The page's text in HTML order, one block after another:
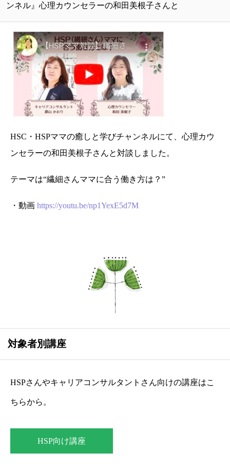
ンネル』心理カウンセラーの和田美根子さんと
HSC・HSPママの癒しと学びチャンネルにて、心理カウ
ンセラーの和田美根子さんと対談しました。
テーマは“繊細さんママに合う働き方は？”
・動画 https://youtu.be/np1YexE5d7M
対象者別講座
HSPさんやキャリアコンサルタントさん向けの講座はこ
ちらから。
HSP向け講座